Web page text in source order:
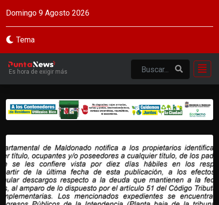
Domingo 9 Agosto 2026
Tema
Es hora de exigir más